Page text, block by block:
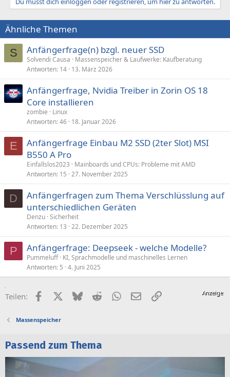
Ähnliche Themen
S Anfängerfrage(n) bzgl. neuer SSD
Solvendi Causa
Massenspeicher & Laufwerke: Kaufberatung
Antworten 14 13. März 2026
Anfängerfrage, Nvidia Treiber in Zorin OS 18
Core installieren
zombie
Linux
Antworten 46 18. Januar 2026
E
Anfängerfrage Einbau M2 SSD (2ter Slot) MSI
B550 A Pro
Einfallslos2023
Mainboards und CPUs: Probleme mit AMD
Antworten 15 27. November 2025
D
Anfängerfragen zum Thema Verschlüsslung auf
unterschiedlichen Geräten
Denzu Sicherheit
Antworten 13 22. Dezember 2025
P Anfängerfrage: Deepseek - welche Modelle?
Pummeluff KI, Sprachmodelle und maschinelles Lernen
Antworten 5 4. Juni 2025
Teilen: FacebookX (Twitter)
BlueskyRedditWhatsApp
E-MailLink
Massenspeicher
Passend zum Thema